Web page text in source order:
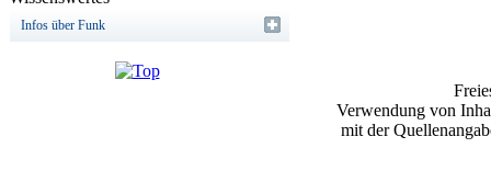
Infos über Funk
Verwendung von
mit der